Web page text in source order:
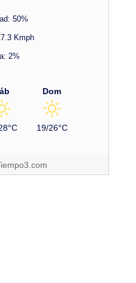
50%
Kmph
2%
Dom
19/26°C